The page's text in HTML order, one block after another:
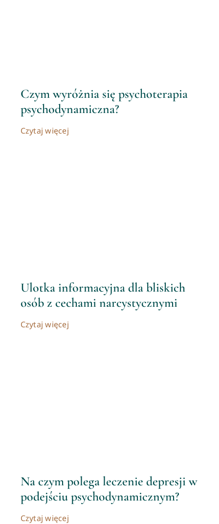
Czym wyróżnia się psychoterapia
psychodynamiczna?
Czytaj więcej
Ulotka informacyjna dla bliskich
osób z cechami narcystycznymi
Czytaj więcej
Na czym polega leczenie depresji w
podejściu psychodynamicznym?
Czytaj więcej